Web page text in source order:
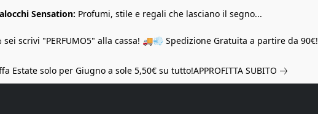
Sensation: Profumi, stile e regali che lasciano il segno...
scrivi "PERFUMO5" alla cassa! 🚚💨 Spedizione Gratuita a partire da 90€!
Estate solo per Giugno a sole 5,50€ su tutto!APPROFITTA SUBITO